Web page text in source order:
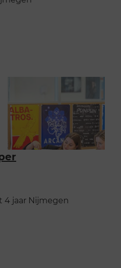
4 jaar Nijmegen